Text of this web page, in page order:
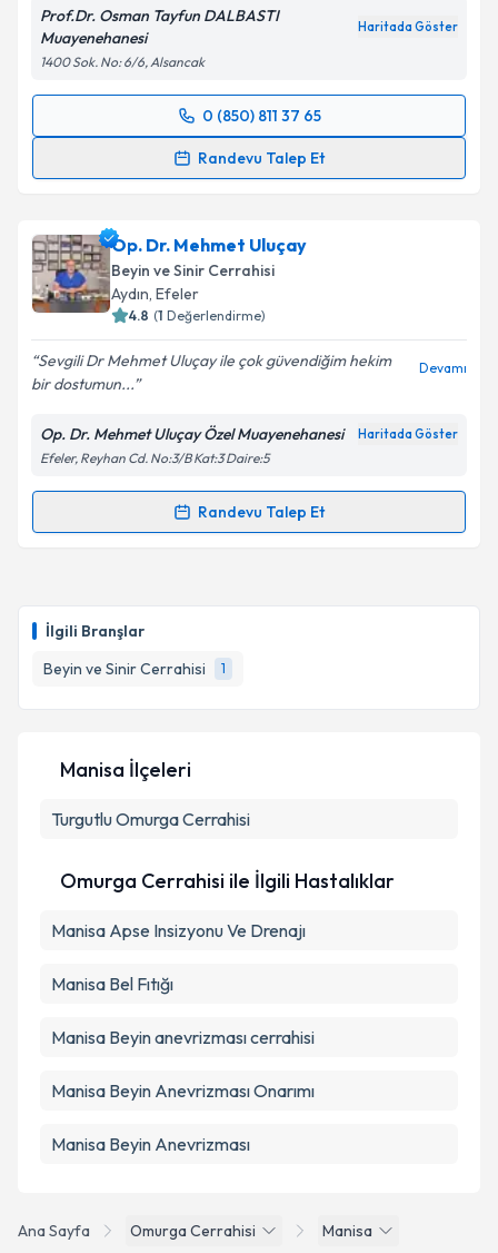
İlgili Branşlar
Beyin ve Sinir Cerrahisi
1
Prof.Dr. Osman Tayfun DALBASTI
Muayenehanesi
Haritada Göster
1400 Sok. No: 6/6, Alsancak
0 (850) 811 37 65
Randevu Talep Et
Randevu Takvimi Talebi
almanız için bir takvim hazırlandığında e-posta ile
bilgilendireceğiz.
E-posta Adresiniz
Kişisel verilerimin işlenmesine ilişkin
Metni'ni okudum ve kişisel verilerimin belirtilen
kapsamda işlenmesini kabul ediyorum.
Takvim Talebini Gönder
Op. Dr. Mehmet Uluçay
Beyin ve Sinir Cerrahisi
Aydın, Efeler
4.8 (1 Değerlendirme)
Sevgili Dr Mehmet Uluçay ile çok güvendiğim hekim
bir dostumun...
Devamı
Op. Dr. Mehmet Uluçay Özel Muayenehanesi Haritada Göster
Efeler, Reyhan Cd. No:3/B Kat:3 Daire:5
Randevu Talep Et
Randevu Takvimi Talebi
takvim hazırlandığında e-posta ile bilgilendireceğiz.
Metni'ni okudum ve kişisel verilerimin belirtilen
Ana Sayfa Omurga Cerrahisi Manisa
Manisa İlçeleri
TurgutluOmurga Cerrahisi
Omurga Cerrahisi ile İlgili Hastalıklar
Manisa Apse Insizyonu Ve Drenajı
Manisa Bel Fıtığı
Manisa Beyin anevrizması cerrahisi
Manisa Beyin Anevrizması Onarımı
Manisa Beyin Anevrizması